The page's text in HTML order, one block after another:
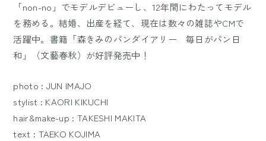
「non-no」でモデルデビューし、12年間にわたってモデル
を務める。結婚、出産を経て、現在は数々の雑誌やCMで
活躍中。書籍「森きみのパンダイアリー 毎日がパン日
和」（文藝春秋）が好評発売中！
photo : JUN IMAJO
stylist : KAORI KIKUCHI
hair&make-up : TAKESHI MAKITA
text : TAEKO KOJIMA